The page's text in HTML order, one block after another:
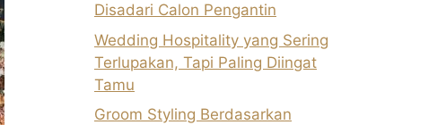
Disadari Calon Pengantin
Wedding Hospitality yang Sering
Terlupakan, Tapi Paling Diingat
Tamu
Groom Styling Berdasarkan